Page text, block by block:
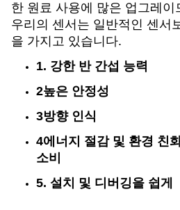
한 원료 사용에 많은 업그레이
우리의 센서는 일반적인 센서
을 가지고 있습니다.
1. 강한 반 간섭 능력
2높은 안정성
3방향 인식
4에너지 절감 및 환경 친
소비
5. 설치 및 디버깅을 쉽게